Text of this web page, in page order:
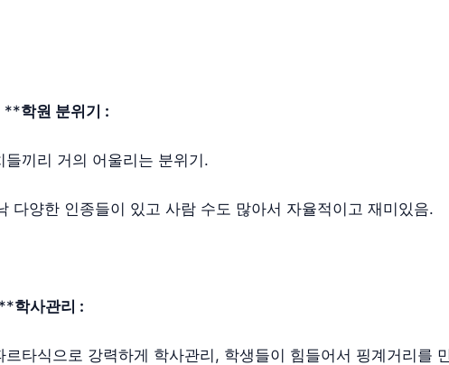
학원 분위기 :
들끼리 거의 어울리는 분위기.
다양한 인종들이 있고 사람 수도 많아서 자율적이고 재미있음.
학사관리 :
르타식으로 강력하게 학사관리, 학생들이 힘들어서 핑계거리를